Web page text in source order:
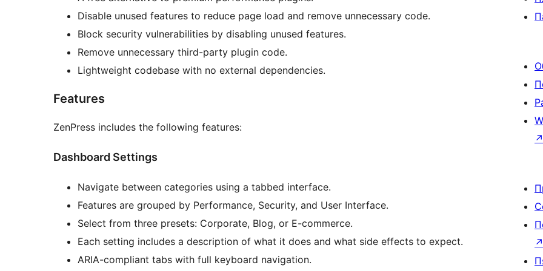
Disable unused features to reduce page load and remove unnecessary code.
Block security vulnerabilities by disabling unused features.
Remove unnecessary third-party plugin code.
Lightweight codebase with no external dependencies.
Features
ZenPress includes the following features:
Dashboard Settings
Navigate between categories using a tabbed interface.
Features are grouped by Performance, Security, and User Interface.
Select from three presets: Corporate, Blog, or E-commerce.
Each setting includes a description of what it does and what side effects to expect.
ARIA-compliant tabs with full keyboard navigation.
↗
↗